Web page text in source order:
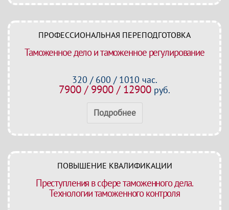
ПРОФЕССИОНАЛЬНАЯ ПЕРЕПОДГОТОВКА
Таможенное дело и таможенное регулирование
320 / 600 / 1010 час.
7900 / 9900 / 12900 руб.
Подробнее
ПОВЫШЕНИЕ КВАЛИФИКАЦИИ
Преступления в сфере таможенного дела.
Технологии таможенного контроля